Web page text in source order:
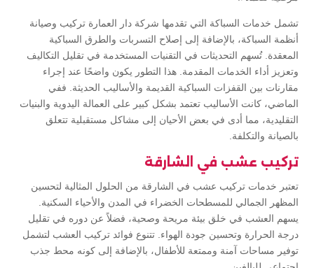
تشمل خدمات السباكة التي تقدمها شركة دار العمارة تركيب وصيانة
أنظمة السباكة، بالإضافة إلى إصلاح التسربات والطرق السباكية
المعقدة. تُسهم التحديثات في التقنيات المستخدمة في تقليل التكاليف
وتعزيز أداء الخدمات المقدمة. هذا التطور يكون واضحًا عند إجراء
مقارنات بين القفزات السباكية القديمة والأساليب الحديثة. ففي
الماضي، كانت الأساليب تعتمد بشكل كبير على العمالة اليدوية والبنيات
التقليدية، مما أدى في بعض الأحيان إلى مشاكل مستقبلية تتعلق
بالصيانة والتكلفة.
تركيب عشب في الشارقة
تعتبر خدمات تركيب عشب في الشارقة من الحلول المثالية لتحسين
المظهر الجمالي للمسطحات الخضراء في المدن والأحياء السكنية.
يسهم العشب في خلق بيئة مريحة وصحية، فضلاً عن دوره في تقليل
درجة الحرارة وتحسين جودة الهواء. تتنوع فوائد تركيب العشب لتشمل
توفير مساحات آمنة وممتعة للأطفال، بالإضافة إلى كونه محط جذب